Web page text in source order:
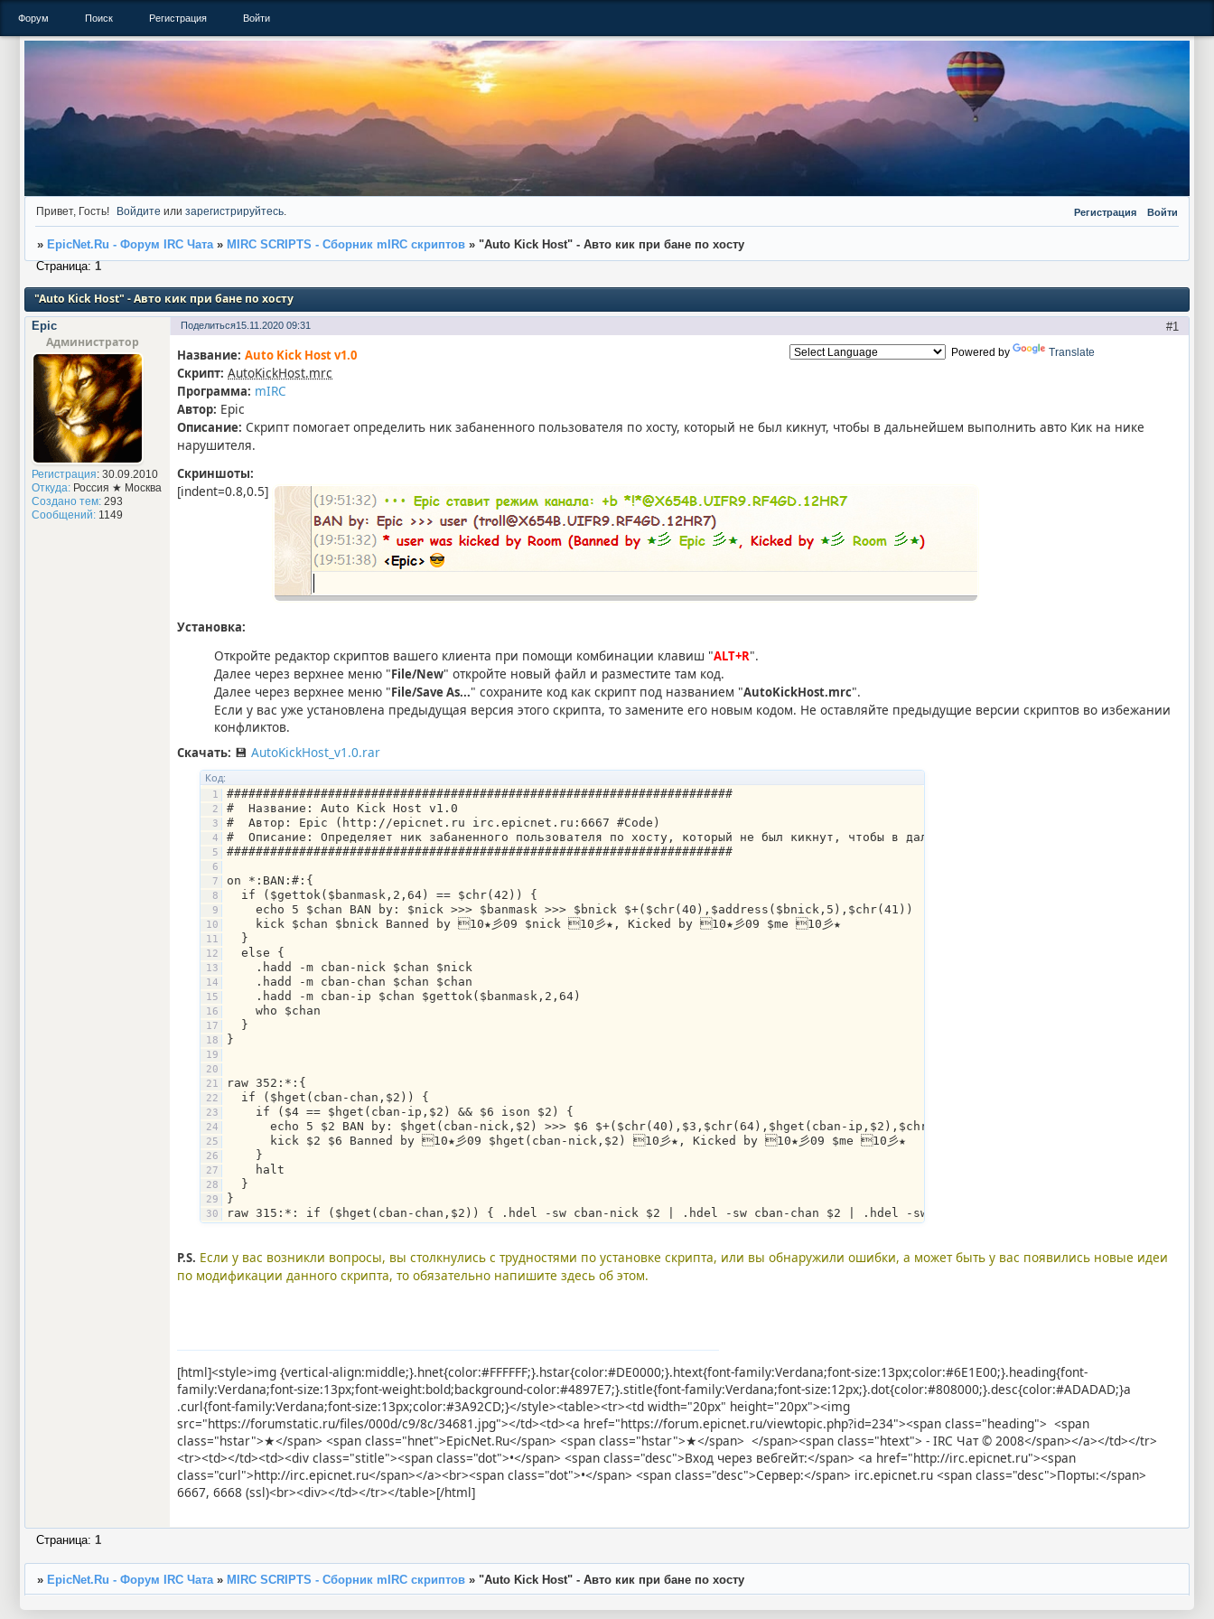
Powered by Translate
Регистрация Войти
Форум Поиск Регистрация Войти
Привет, Гость! Войдите илизарегистрируйтесь
» EpicNet.Ru - Форум IRC Чата » MIRC SCRIPTS - Сборник mIRC скриптов » "Auto Kick Host" - Авто кик при бане по хосту
"Auto Kick Host" - Авто кик при бане по хосту
Страница: 1
Поделиться 1
15.11.2020 09:31
Epic
Администратор
Регистрация: 30.09.2010
Откуда:Россия ★ Москва
Создано тем:293
Сообщений:1149
Название: Auto Kick Host v1.0
Скрипт: AutoKickHost.mrc
Программа: mIRC
Автор: Epic
Описание: Скрипт помогает определить ник забаненного пользователя по хосту, который не был кикнут, чтобы в дальнейшем выполнить авто Кик на нике
нарушителя.
Скриншоты:
[indent=0.8,0.5]
Установка:
Откройте редактор скриптов вашего клиента при помощи комбинации клавиш "ALT+R".
Далее через верхнее меню "File/New" откройте новый файл и разместите там код.
Далее через верхнее меню "File/Save As..." сохраните код как скрипт под названием "AutoKickHost.mrc".
Если у вас уже установлена предыдущая версия этого скрипта, то замените его новым кодом. Не оставляйте предыдущие версии скриптов во избежании
конфликтов.
Скачать: 💾AutoKickHost_v1.0.rar
Код:
######################################################################
#  Название: Auto Kick Host v1.0
#  Автор: Epic (http://epicnet.ru irc.epicnet.ru:6667 #Code)
#  Описание: Определяет ник забаненного пользователя по хосту, который не был кикнут, чтобы в дальнейшем выполнить авто Кик на нике
######################################################################
on *:BAN:#:{
  if ($gettok($banmask,2,64) == $chr(42)) {
    echo 5 $chan BAN by: $nick >>> $banmask >>> $bnick $+($chr(40),$address($bnick,5),$chr(41))
    kick $chan $bnick Banned by 10★彡09 $nick 10彡★, Kicked by 10★彡09 $me 10彡★
  }
  else {
    .hadd -m cban-nick $chan $nick
    .hadd -m cban-chan $chan $chan
    .hadd -m cban-ip $chan $gettok($banmask,2,64)
    who $chan
  }
}
raw 352:*:{
  if ($hget(cban-chan,$2)) {
    if ($4 == $hget(cban-ip,$2) && $6 ison $2) {
      echo 5 $2 BAN by: $hget(cban-nick,$2) >>> $6 $+($chr(40),$3,$chr(64),$hget(cban-ip,$2),$chr(41))
      kick $2 $6 Banned by 10★彡09 $hget(cban-nick,$2) 10彡★, Kicked by 10★彡09 $me 10彡★
    }
    halt
  }
}
raw 315:*: if ($hget(cban-chan,$2)) { .hdel -sw cban-nick $2 | .hdel -sw cban-chan $2 | .hdel -sw cban-ip $2 | halt }
P.S. Если у вас возникли вопросы, вы столкнулись с трудностями по установке скрипта, или вы обнаружили ошибки, а может быть у вас появились новые идеи
по модификации данного скрипта, то обязательно напишите здесь об этом.
[html]<style>img {vertical-align:middle;}.hnet{color:#FFFFFF;}.hstar{color:#DE0000;}.htext{font-family:Verdana;font-size:13px;color:#6E1E00;}.heading{font-
family:Verdana;font-size:13px;font-weight:bold;background-color:#4897E7;}.stitle{font-family:Verdana;font-size:12px;}.dot{color:#808000;}.desc{color:#ADADAD;}a
.curl{font-family:Verdana;font-size:13px;color:#3A92CD;}</style><table><tr><td width="20px" height="20px"><img
src="https://forumstatic.ru/files/000d/c9/8c/34681.jpg"></td><td><a href="https://forum.epicnet.ru/viewtopic.php?id=234"><span class="heading"> <span
class="hstar">★</span> <span class="hnet">EpicNet.Ru</span> <span class="hstar">★</span> </span><span class="htext"> - IRC Чат © 2008</span></a></td></tr>
<tr><td></td><td><div class="stitle"><span class="dot">•</span> <span class="desc">Вход через вебгейт:</span> <a href="http://irc.epicnet.ru"><span
class="curl">http://irc.epicnet.ru</span></a><br><span class="dot">•</span> <span class="desc">Сервер:</span> irc.epicnet.ru <span class="desc">Порты:</span>
6667, 6668 (ssl)<br><div></td></tr></table>[/html]
Страница: 1
» EpicNet.Ru - Форум IRC Чата » MIRC SCRIPTS - Сборник mIRC скриптов » "Auto Kick Host" - Авто кик при бане по хосту